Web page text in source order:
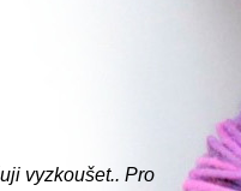
vyzkoušet.. Pro